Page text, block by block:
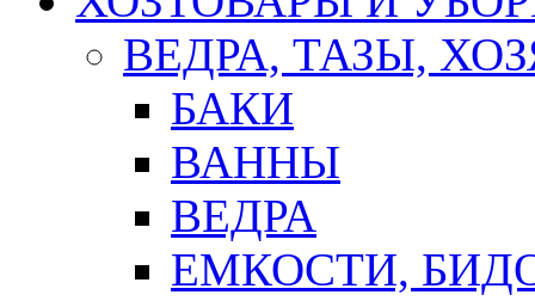
ВЕДРА, ТАЗЫ,
БАКИ
ВАННЫ
ВЕДРА
ЕМКОСТИ,